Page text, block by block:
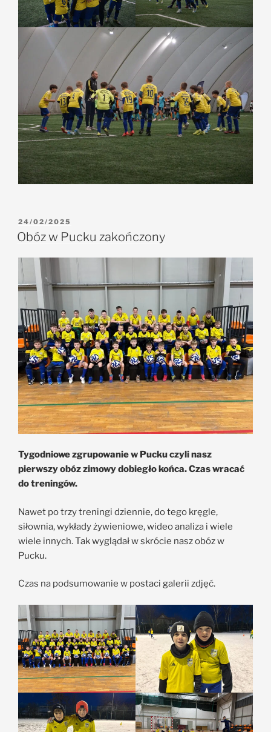
24/02/2025
Obóz w Pucku zakończony
Tygodniowe zgrupowanie w Pucku czyli nasz
pierwszy obóz zimowy dobiegło końca. Czas wracać
do treningów.
Nawet po trzy treningi dziennie, do tego kręgle,
siłownia, wykłady żywieniowe, wideo analiza i wiele
wiele innych. Tak wyglądał w skrócie nasz obóz w
Pucku.
Czas na podsumowanie w postaci galerii zdjęć.